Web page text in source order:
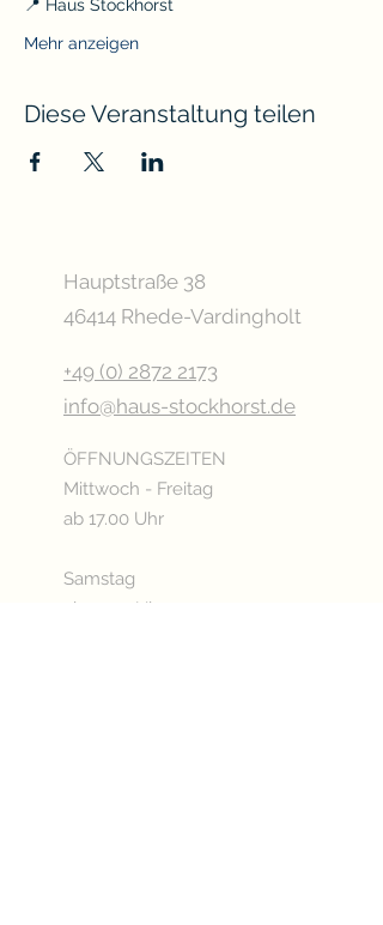
📍 Haus Stockhorst
Mehr anzeigen
Diese Veranstaltung teilen
Hauptstraße 38
46414 Rhede-Vardingholt
+49 (0) 2872 2173
info@haus-stockhorst.de
ÖFFNUNGSZEITEN
Mittwoch - Freitag
ab 17.00 Uhr
Samstag
ab 15.00 Uhr